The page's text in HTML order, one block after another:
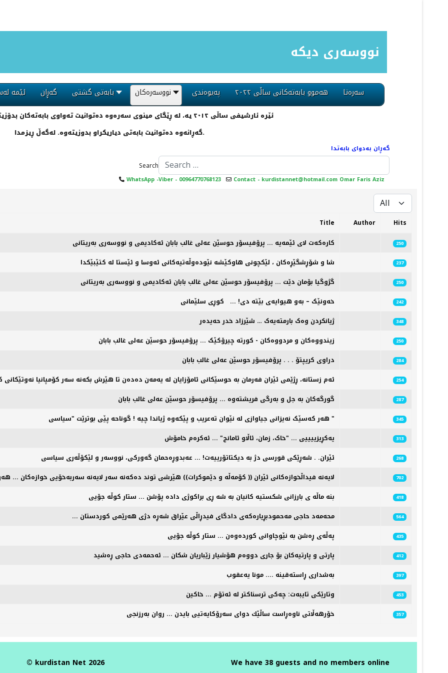
نووسەری دیکە
ئێمە گەڕان بابەتی گشتی نووسەرەکان پەیوەندی هەموو بابەتەکانی ساڵی ٢٠٢٢ سەرەتا
ئێرە ئارشیفی ساڵی ٢٠١٢ یە، لە ڕێگای مینوی سەرەوە دەتوانیت تەواوی بابەتەکان بدۆزیتەوە. یان لەڕێگەی
گەڕانەوە دەتوانیت بابەتی دیاریکراو بدوزیتەوە. لەگەڵ ڕیزمدا.
گەڕان بەدوای بابەتدا
Search
WhatsApp -Viber - 00964770768123 Contact - kurdistannet@hotmail.com Omar Faris Aziz
Display #
Title Author
Hits
کارەکەت لای ئێمەیە ... پرۆفیسۆر حوسێن عەلی غالب بابان ئەکادیمی و نووسەری بەریتانی
250
شا و شۆڕشگێڕەکان ، لێکچونی هاوکێشە نێودەوڵەتیەکانی ئەوسا و ئێستا لە کتێبێکدا 237
گژوگیا بۆمان دێت ... پرۆفیسۆر حوسێن عەلی غالب بابان ئەکادیمی و نووسەری بەریتانی 250
خەونێک – بەو هیوایەی بێتە دی! ... کوڕی سلێمانی 242
ژیانکردن وەک بارمتەیەک … شێرزاد خدر حەیدەر 348
زیندووەکان و مردووەکان - کورتە چیرۆکێک ... پرۆفیسۆر حوسێن عەلی غالب بابان 250
دراوی کریپتۆ . . . پرۆفیسۆر حوسێن عەلی غالب بابان 284
ئەم زستانە، ڕژێمی ئێران فەرمان بە حوسێکانی ئامۆزایان لە یەمەن دەدەن تا هێرش بکەنە سەر کۆمپانیا 254
گورگەکان بە جل و بەرگی فریشتەوە ... پرۆفیسۆر حوسێن عەلی غالب بابان 287
هەر کەسێک نەیزانی جیاوازی لە نێوان تەعریب و پێکەوە ژیاندا چیە ! گوناحە پێی بوترێت "سیاسی " 345
یەکڕیزییییی ... "خاک، زمان، ئاڵاو ئامانج" ... ئەکرەم خامۆش 313
ئێران. . شەڕێکی قورسی دژ بە دیکتاتۆرییەت! ... عەبدوڕەحمان گەورکی، نووسەر و لێکۆڵەری سیاسی 268
لایەنە فیداڵخوازەکانی ئێران (( کۆمەڵە و دێموکرات)) هێرشی توند دەکەنە سەر لایەنە سەربەخۆیی خوازەکان ... 702
بنه ماڵه ی بارزانی شکستیه کانیان به شه ڕی براکوژی داده پۆشن ... ستار کوڵه جۆیی 418
بڕیارەکەی دادگای فیدڕاڵی عێراق شەڕە دژی هەرێمی کوردستان ... ‏‎محەمەد حاجی مەحمود 564
پەڵەی ڕەشن به نێوچاوانی کوردەوەن ... ستار کوڵه جۆیی 435
پارتی و پارتیەکان بۆ جاری دووەم هۆشیار زێباریان شکان ... ئەحمەدی حاجی ڕەشید 412
بەشداری ڕاستەقینە .... مونا یەعقوب 397
وتارێكی تایبه‌ت: چه‌كی ترسناكتر له‌ ئه‌تۆم ... خاکین 453
خۆرهه‌ڵاتی‌ ناوه‌ڕاست ساڵێك دوای‌ سه‌رۆكایه‌تیی‌ بایدن ... روان بەرزنجی 357
© kurdistan Net 2026 We have 38 guests and no members online